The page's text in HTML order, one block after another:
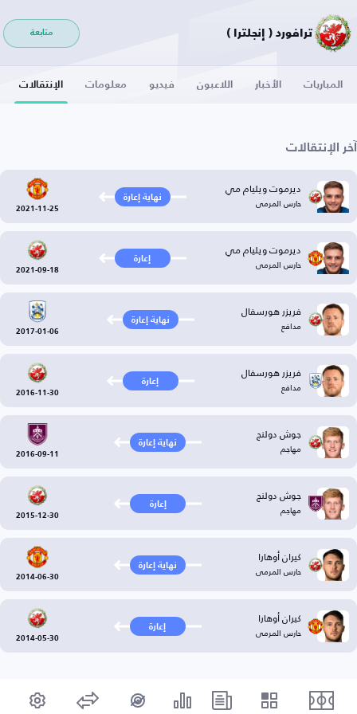
ترافورد ( إنجلترا ) متابعة
المباريات الأخبار اللاعبون فيديو معلومات الإنتقالات
آخر الإنتقالات
ديرموت ويليام مي
حارس المرمى نهاية إعارة
2021-11-25
ديرموت ويليام مي
حارس المرمى إعارة
2021-09-18
فريزر هورسفال
مدافع نهاية إعارة
2017-01-06
فريزر هورسفال
مدافع إعارة
2016-11-30
جوش دولنج
مهاجم نهاية إعارة
2016-09-11
جوش دولنج
مهاجم إعارة
2015-12-30
كيران أوهارا
حارس المرمى نهاية إعارة
2014-06-30
كيران أوهارا
حارس المرمى إعارة
2014-05-30